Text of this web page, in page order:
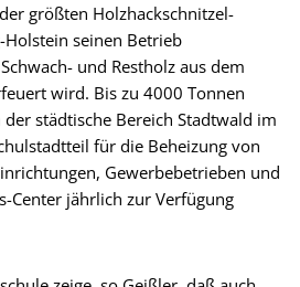
größten Holzhackschnitzel-
Holstein seinen Betrieb
und Restholz aus dem
wird. Bis zu 4000 Tonnen
städtische Bereich Stadtwald im
für die Beheizung von
Gewerbebetrieben und
Center jährlich zur Verfügung